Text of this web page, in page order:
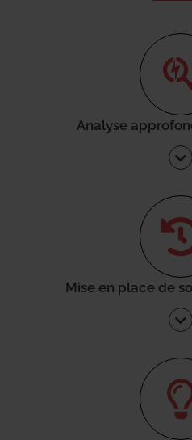
Analyse
Mise en place de